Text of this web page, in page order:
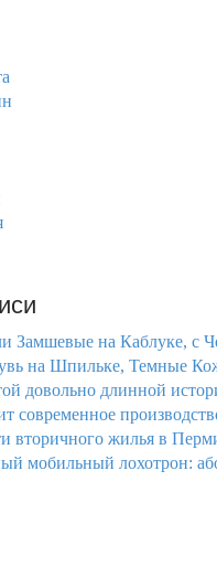
Замшевые на Каблуке, с
на Шпильке, Темные
довольно длинной
современное
вторичного жилья в
мобильный лохотрон: